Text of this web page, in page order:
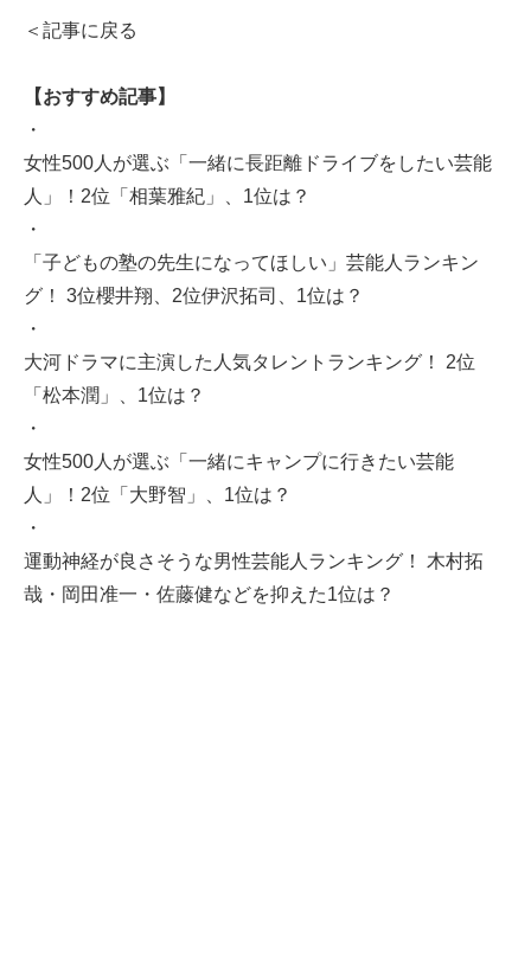
＜記事に戻る
【おすすめ記事】
・
女性500人が選ぶ「一緒に長距離ドライブをしたい芸能
人」！2位「相葉雅紀」、1位は？
・
「子どもの塾の先生になってほしい」芸能人ランキン
グ！ 3位櫻井翔、2位伊沢拓司、1位は？
・
大河ドラマに主演した人気タレントランキング！ 2位
「松本潤」、1位は？
・
女性500人が選ぶ「一緒にキャンプに行きたい芸能
人」！2位「大野智」、1位は？
・
運動神経が良さそうな男性芸能人ランキング！ 木村拓
哉・岡田准一・佐藤健などを抑えた1位は？